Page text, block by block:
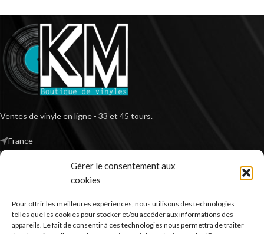
Gérer le consentement aux
cookies
Pour offrir les meilleures expériences, nous utilisons des technologies
telles que les cookies pour stocker et/ou accéder aux informations des
appareils. Le fait de consentir à ces technologies nous permettra de traiter
Ventes de vinyle en ligne - 33 et 45 tours.
France
*TVA non applicable – article 293 B du CGI